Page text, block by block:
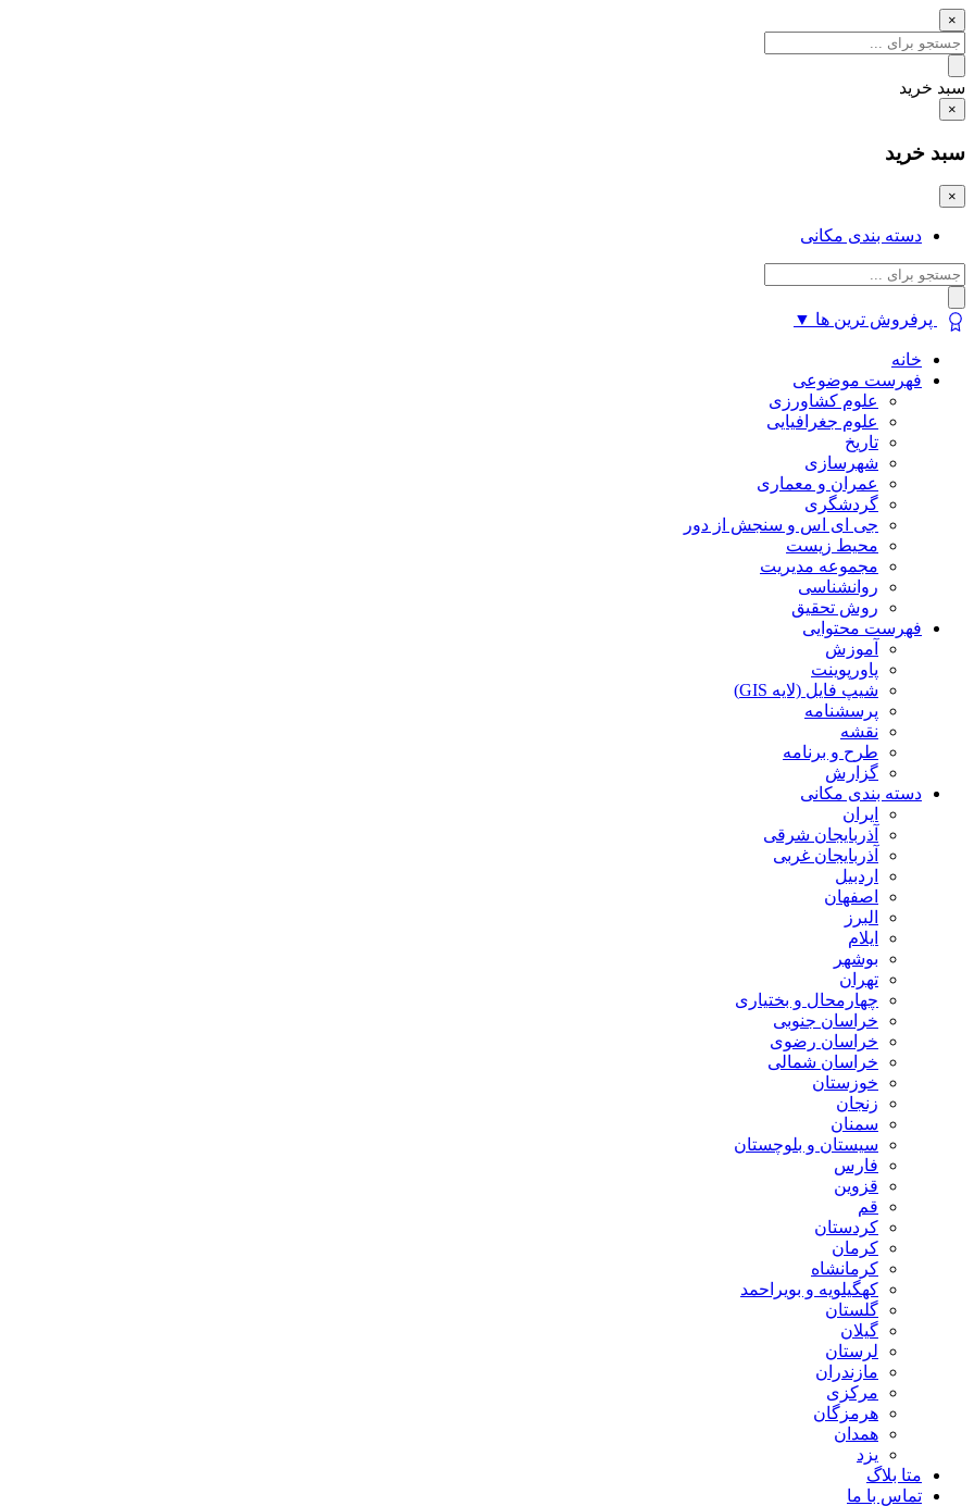
×
سبد خرید
×
سبد خرید
×
دسته بندی مکانی
پرفروش ترین ها ▼
خانه
فهرست موضوعی
علوم کشاورزی
علوم جغرافیایی
تاریخ
شهرسازی
عمران و معماری
گردشگری
جی ای اس و سنجش از دور
محیط زیست
مجموعه مدیریت
روانشناسی
روش تحقیق
فهرست محتوایی
آموزش
پاورپوینت
شیپ فایل (لایه GIS)
پرسشنامه
نقشه
طرح و برنامه
گزارش
دسته بندی مکانی
ایران
آذربایجان شرقی
آذربایجان غربی
اردبیل
اصفهان
البرز
ایلام
بوشهر
تهران
چهارمحال و بختیاری
خراسان جنوبی
خراسان رضوی
خراسان شمالی
خوزستان
زنجان
سمنان
سیستان و بلوچستان
فارس
قزوین
قم
کردستان
کرمان
کرمانشاه
کهگیلویه و بویراحمد
گلستان
گیلان
لرستان
مازندران
مرکزی
هرمزگان
همدان
یزد
متا بلاگ
تماس با ما